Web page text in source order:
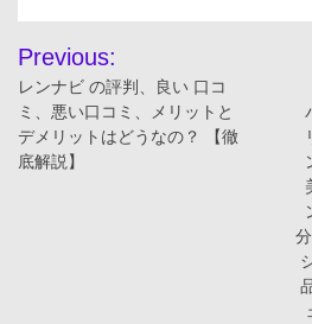
投
稿
ナ
Previous:
レンナビ の評判、良い 口コ
ミ、悪い口コミ、メリットと
デメリットはどうなの？ 【徹
底解説】